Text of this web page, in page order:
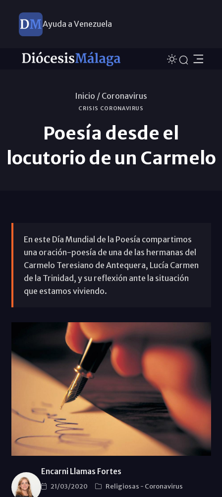
Ayuda a Venezuela
Inicio / Coronavirus
CRISIS CORONAVIRUS
Poesía desde el
locutorio de un Carmelo
En este Día Mundial de la Poesía compartimos
una oración-poesía de una de las hermanas del
Carmelo Teresiano de Antequera, Lucía Carmen
de la Trinidad, y su reflexión ante la situación
que estamos viviendo.
Encarni Llamas Fortes
21/03/2020 Religiosas - Coronavirus